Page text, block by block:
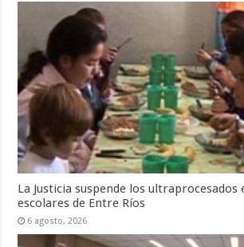
La Justicia suspende los ultraprocesados
escolares de Entre Ríos
6 agosto, 2026